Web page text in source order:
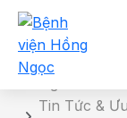
Chi tiết tin
Tin Tức &